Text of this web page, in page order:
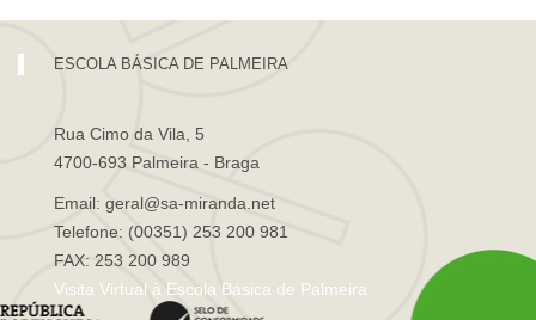
ESCOLA BÁSICA DE PALMEIRA
Rua Cimo da Vila, 5
4700-693 Palmeira - Braga
Email: geral@sa-miranda.net
Telefone: (00351) 253 200 981
FAX: 253 200 989
Visita Virtual à Escola Básica de Palmeira